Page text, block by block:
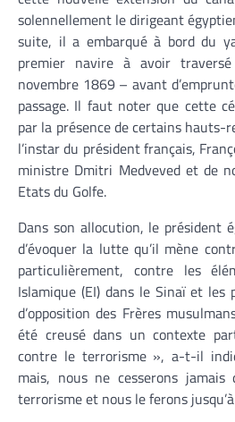
solennellement le dirigeant
suite, il a embarqué à bord du
premier navire à avoir
novembre 1869 – avant
passage. Il faut noter que cette
par la présence de certains hauts-
l’instar du président français,
ministre Dmitri Medveved et de
Etats du Golfe.
Dans son allocution, le président
d’évoquer la lutte qu’il mène
particulièrement, contre les
Islamique (EI) dans le Sinaï et
d’opposition des Frères
été creusé dans un contexte
contre le terrorisme », a-t-il
mais, nous ne cesserons
terrorisme et nous le ferons